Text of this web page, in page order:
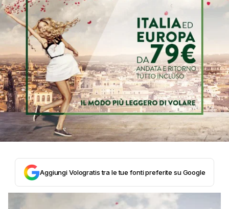
Aggiungi Vologratis tra le tue fonti preferite su Google